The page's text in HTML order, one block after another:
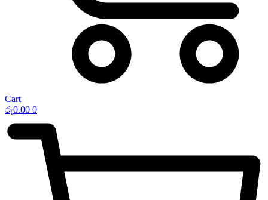
Cart
රු0.00 0